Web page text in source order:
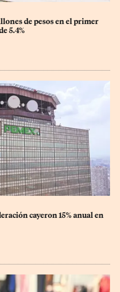
de pesos en el primer
5.4%
cayeron 15% anual en